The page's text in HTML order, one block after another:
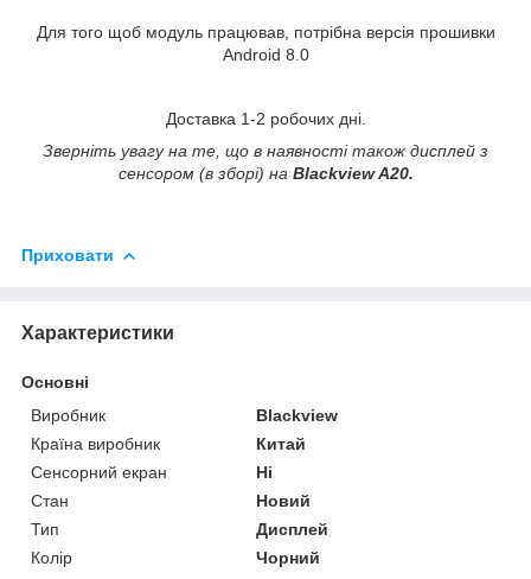
Для того щоб модуль працював, потрібна версія прошивки
Android 8.0
Доставка 1-2 робочих дні.
Зверніть увагу на те, що в наявності також дисплей з
сенсором (в зборі) на Blackview A20.
Приховати
Характеристики
Основні
Виробник
Blackview
Країна виробник
Китай
Сенсорний екран
Ні
Стан
Новий
Тип
Дисплей
Колір
Чорний